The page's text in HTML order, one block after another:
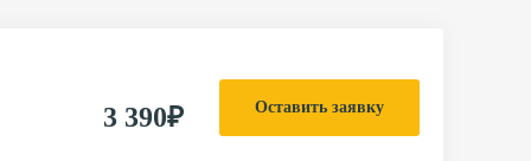
3 390₽ Оставить заявку